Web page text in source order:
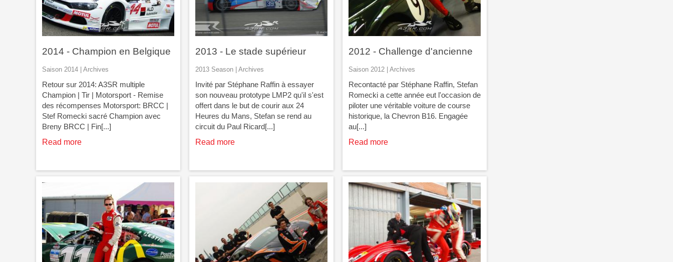
2014 - Champion en Belgique
Saison 2014 | Archives
Retour sur 2014: A3SR multiple
Champion | Tir | Motorsport - Remise
des récompenses Motorsport: BRCC |
Stef Romecki sacré Champion avec
Breny BRCC | Fin[...]
Read more
2013 - Le stade supérieur
2013 Season | Archives
Invité par Stéphane Raffin à essayer
son nouveau prototype LMP2 qu'il s'est
offert dans le but de courir aux 24
Heures du Mans, Stefan se rend au
circuit du Paul Ricard[...]
Read more
2012 - Challenge d'ancienne
Saison 2012 | Archives
Recontacté par Stéphane Raffin, Stefan
Romecki a cette année eut l'occasion de
piloter une véritable voiture de course
historique, la Chevron B16. Engagée
au[...]
Read more